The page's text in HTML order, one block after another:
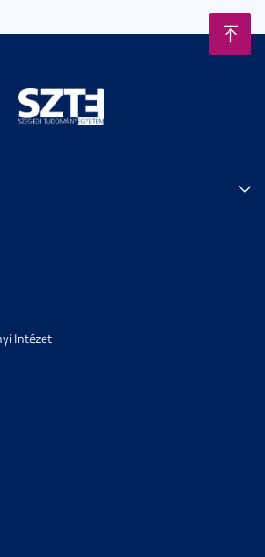
Intézet